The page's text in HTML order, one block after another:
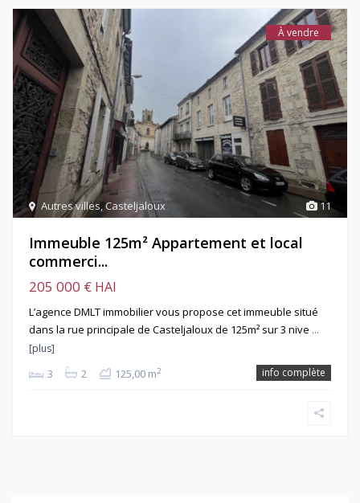
11
Autres villes,Casteljaloux
À vendre
Immeuble 125m² Appartement et local
commerci...
205 000 € HAI
L’agence DMLT immobilier vous propose cet immeuble situé
dans la rue principale de Casteljaloux de 125m² sur 3 nive …
[plus]
3 2 125,00 m2 info complète